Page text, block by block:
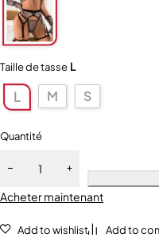
Taille de tasse L
L M S
Quantité
Acheter maintenant
Add to wishlist Add to